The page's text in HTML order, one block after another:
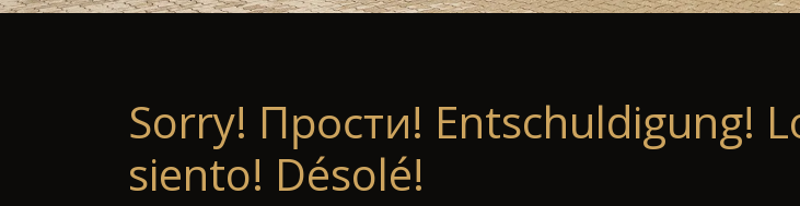
Sorry! Прости! Entschuldigung!
siento! Désolé!